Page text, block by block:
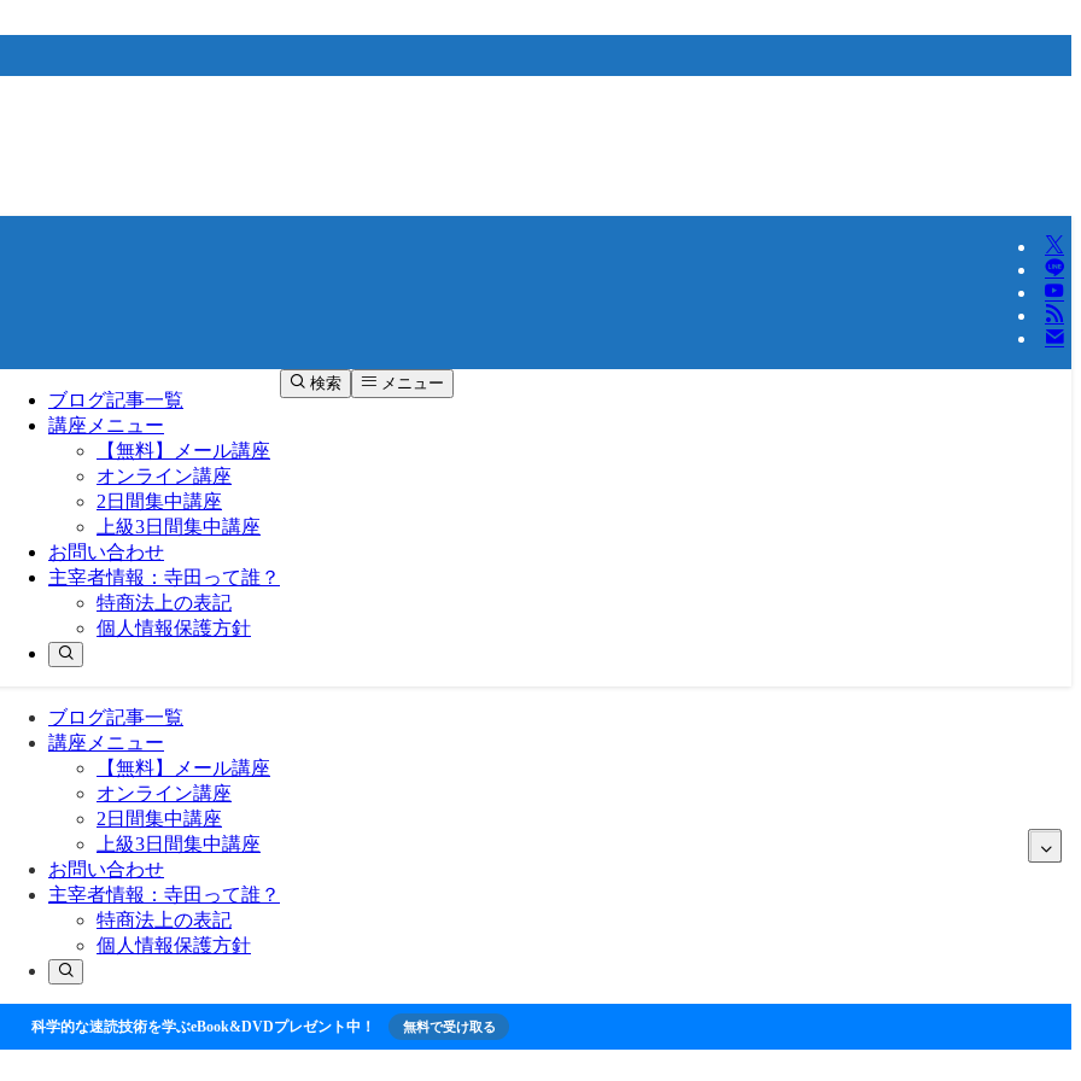
ブログ記事一覧
講座メニュー
【無料】メール講座
オンライン講座
2日間集中講座
上級3日間集中講座
お問い合わせ
主宰者情報：寺田って誰？
特商法上の表記
個人情報保護方針
検索 メニュー
ブログ記事一覧
講座メニュー
【無料】メール講座
オンライン講座
2日間集中講座
上級3日間集中講座
お問い合わせ
主宰者情報：寺田って誰？
特商法上の表記
個人情報保護方針
科学的な速読技術を学ぶeBook&DVDプレゼント中！ 無料で受け取る